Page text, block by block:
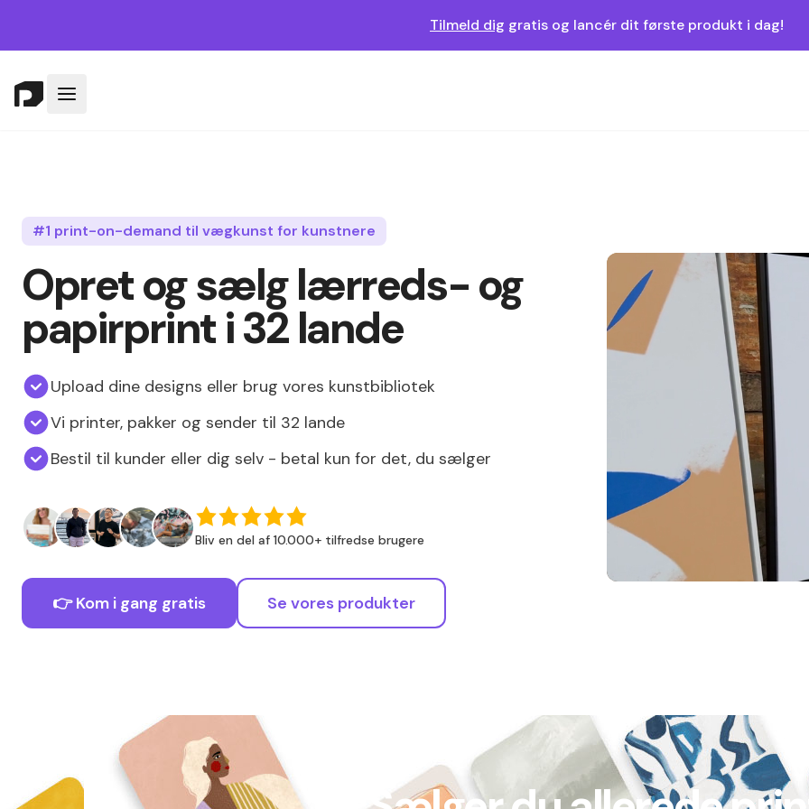
Tilmeld dig gratis og lancér dit første produkt i dag!
#1 print-on-demand til vægkunst for kunstnere
Opret og sælg lærreds- og
papirprint i 32 lande
Upload dine designs eller brug vores kunstbibliotek
Vi printer, pakker og sender til 32 lande
Bestil til kunder eller dig selv - betal kun for det, du sælger
Bliv en del af 10.000+ tilfredse brugere
👉 Kom i gang gratis Se vores produkter